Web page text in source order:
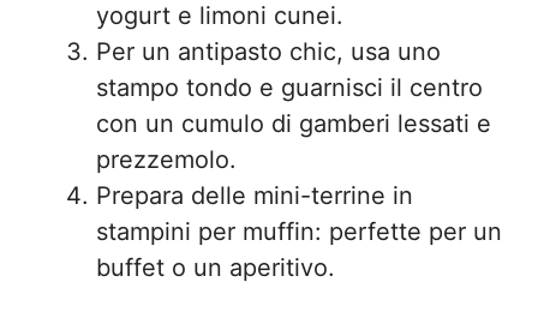
yogurt e limoni cunei.
Per un antipasto chic, usa uno
stampo tondo e guarnisci il centro
con un cumulo di gamberi lessati e
prezzemolo.
Prepara delle mini-terrine in
stampini per muffin: perfette per un
buffet o un aperitivo.